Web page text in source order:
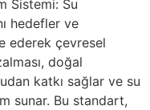
Sistemi: Su
hedefler ve
ederek çevresel
doğal
katkı sağlar ve su
sunar. Bu standart,